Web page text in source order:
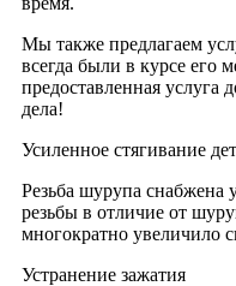
Мы также предлагаем
всегда были в курсе его
предоставленная услуга
дела!
Усиленное стягивание
Резьба шурупа снабжена
резьбы в отличие от
многократно увеличило
Устранение зажатия